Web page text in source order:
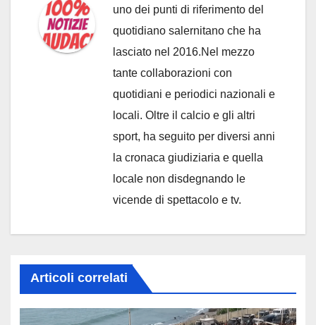
uno dei punti di riferimento del
quotidiano salernitano che ha
lasciato nel 2016.Nel mezzo
tante collaborazioni con
quotidiani e periodici nazionali e
locali. Oltre il calcio e gli altri
sport, ha seguito per diversi anni
la cronaca giudiziaria e quella
locale non disdegnando le
vicende di spettacolo e tv.
Articoli correlati